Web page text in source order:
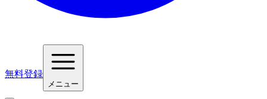
無料登録
メニュー